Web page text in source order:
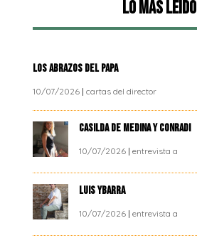
Lo más leído
LOS ABRAZOS DEL PAPA
10/07/2026| cartas del director
CASILDA DE MEDINA Y CONRADI
10/07/2026| entrevista a
LUIS YBARRA
10/07/2026| entrevista a